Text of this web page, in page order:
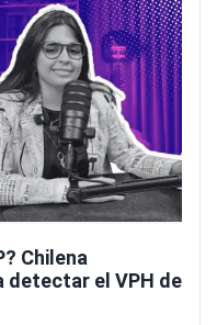
Chilena
el VPH de